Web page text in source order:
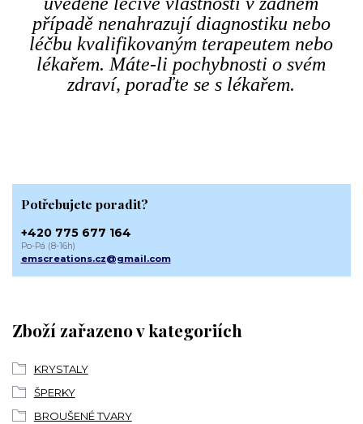
případě nenahrazují diagnostiku nebo
léčbu kvalifikovaným terapeutem nebo
lékařem. Máte-li pochybnosti o svém
zdraví, poraďte se s lékařem.
Zboží zařazeno v kategoriích
KRYSTALY
ŠPERKY
BROUŠENÉ TVARY
Potřebujete poradit?
+420 775 677 164
Po-Pá (8-16h)
emscreations.cz@gmail.com